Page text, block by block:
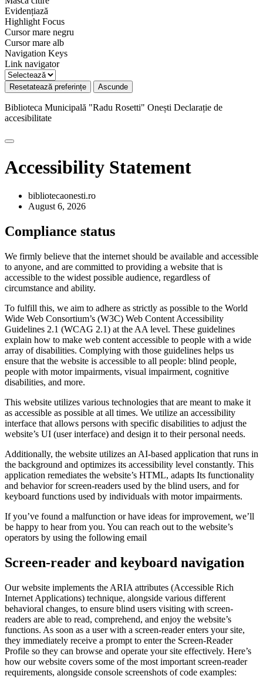
Evidențiază
Highlight Focus
Cursor mare negru
Cursor mare alb
Navigation Keys
Link navigator
Resetatează preferințe Ascunde
Biblioteca Municipală "Radu Rosetti" Onești Declarație de
accesibilitate
Accessibility Statement
bibliotecaonesti.ro
August 6, 2026
Compliance status
We firmly believe that the internet should be available and accessible
to anyone, and are committed to providing a website that is
accessible to the widest possible audience, regardless of
circumstance and ability.
To fulfill this, we aim to adhere as strictly as possible to the World
Wide Web Consortium’s (W3C) Web Content Accessibility
Guidelines 2.1 (WCAG 2.1) at the AA level. These guidelines
explain how to make web content accessible to people with a wide
array of disabilities. Complying with those guidelines helps us
ensure that the website is accessible to all people: blind people,
people with motor impairments, visual impairment, cognitive
disabilities, and more.
This website utilizes various technologies that are meant to make it
as accessible as possible at all times. We utilize an accessibility
interface that allows persons with specific disabilities to adjust the
website’s UI (user interface) and design it to their personal needs.
Additionally, the website utilizes an AI-based application that runs in
the background and optimizes its accessibility level constantly. This
application remediates the website’s HTML, adapts Its functionality
and behavior for screen-readers used by the blind users, and for
keyboard functions used by individuals with motor impairments.
If you’ve found a malfunction or have ideas for improvement, we’ll
be happy to hear from you. You can reach out to the website’s
operators by using the following email
Screen-reader and keyboard navigation
Our website implements the ARIA attributes (Accessible Rich
Internet Applications) technique, alongside various different
behavioral changes, to ensure blind users visiting with screen-
readers are able to read, comprehend, and enjoy the website’s
functions. As soon as a user with a screen-reader enters your site,
they immediately receive a prompt to enter the Screen-Reader
Profile so they can browse and operate your site effectively. Here’s
how our website covers some of the most important screen-reader
requirements, alongside console screenshots of code examples: